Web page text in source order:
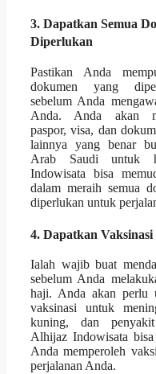
3. Dapatkan Semua
Diperlukan
Pastikan Anda
dokumen yang
sebelum Anda
Anda. Anda akan
paspor, visa, dan
lainnya yang benar
Arab Saudi untuk
Indowisata bisa
dalam meraih semua
diperlukan untuk
4. Dapatkan Vaksinasi
Ialah wajib buat
sebelum Anda
haji. Anda akan perlu
vaksinasi untuk
kuning, dan
Alhijaz Indowisata bisa
Anda memperoleh
perjalanan Anda.